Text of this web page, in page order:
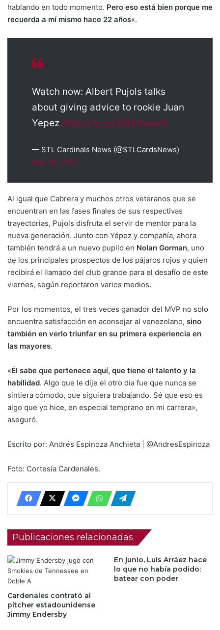
hablando en todo momento. Pero eso está bien porque me
recuerda a mí mismo hace 22 años«.
Watch now: Albert Pujols talks
about giving advice to rookie Juan
Yepez https://t.co/3OhDIwavl5
— STL Cardinals News (@STLCardsNews)
May 18, 2022
Al igual que Cabrera y muchos otros veteranos que se
encuentran en las fases finales de sus respectivas
trayectorias, Pujols disfruta el servir de mentor para la
nueva generación. Junto con Yépez y compañía, ahora
también tendrá a un nuevo pupilo en Nolan Gorman, uno
de los principales prospectos de los pájaros rojos y quien
recibirá el llamado del club grande para el desafío de este
viernes, según reportaron varios medios.
Por los momentos, el tres veces ganador del MVP no solo
encuentra satisfacción en aconsejar al venezolano, sino
también en verlo triunfar en su primera experiencia en
las mayores.
«Él sabe que pertenece aquí, que tiene el talento y la
habilidad. Algo que le dije el otro día fue que nunca se
sintiera cómodo, que siguiera trabajando. Sé que eso es
algo que yo hice, en especial temprano en mi carrera»,
aseguró.
Escrito por: Andrés Espinoza Anchieta | @AndresEspinoza
Foto: Cortesía Cardenales.
Publicaciones relacionadas
Cardenales contrató al
pítcher estadounidense
Jimmy Endersby
En junio, Luis Arráez hace
lo que no había podido:
batear con poder